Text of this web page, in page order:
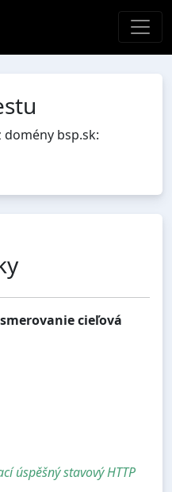
domény bsp.sk:
cieľová
úspěšný stavový HTTP